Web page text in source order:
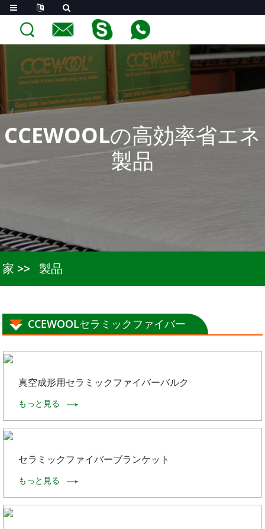
CCEWOOLの高効率省エネ
製品
家 製品
CCEWOOLセラミックファイバー
真空成形用セラミックファイバーバルク
もっと見る
セラミックファイバーブランケット
もっと見る